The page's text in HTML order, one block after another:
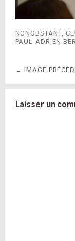
NONOBSTANT,
PAUL-ADRIEN
← IMAGE
Laisser un